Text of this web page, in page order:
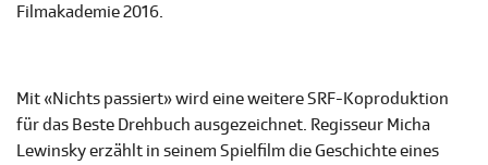
Filmakademie 2016.
Mit «Nichts passiert» wird eine weitere SRF-Koproduktion
für das Beste Drehbuch ausgezeichnet. Regisseur Micha
Lewinsky erzählt in seinem Spielfilm die Geschichte eines